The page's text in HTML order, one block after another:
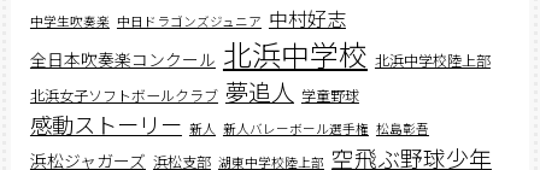
中学生吹奏楽 中日ドラゴンズジュニア 中村好志
全日本吹奏楽コンクール 北浜中学校 北浜中学校陸上部
北浜女子ソフトボールクラブ 夢追人 学童野球
感動ストーリー 新人 新人バレーボール選手権 松島彰吾
浜松ジャガーズ 浜松支部 湖東中学校陸上部 空飛ぶ野球少年